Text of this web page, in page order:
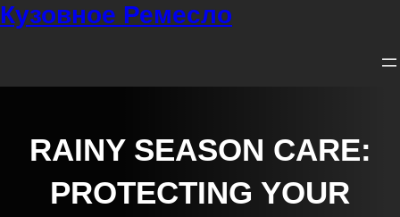
Перейти
Кузовное Ремесло
RAINY SEASON CARE:
PROTECTING YOUR